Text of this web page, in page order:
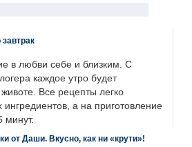
в любви себе и близким. С
каждое утро будет
Все рецепты легко
ингредиентов, а на приготовление
минут.
от Даши. Вкусно, как ни «крути»!